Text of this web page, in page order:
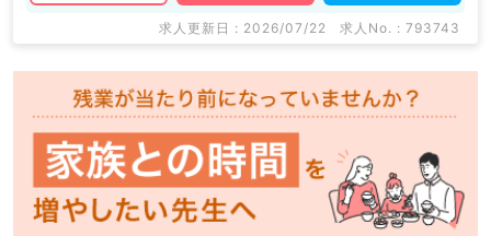
求人更新日 : 2026/07/22 求人No. : 793743